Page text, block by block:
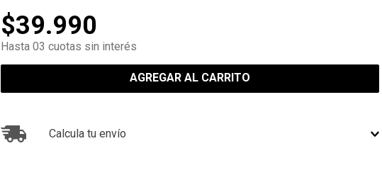
$39.990
Hasta 03 cuotas sin interés
AGREGAR AL CARRITO
Calcula tu envío